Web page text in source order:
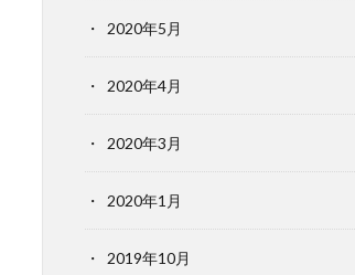
2020年5月
2020年4月
2020年3月
2020年1月
2019年10月